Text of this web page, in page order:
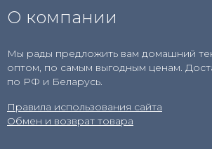
О компании
Мы рады предложить вам домашний
оптом, по самым выгодным ценам.
по РФ и Беларусь.
Правила использования сайта
Обмен и возврат товара